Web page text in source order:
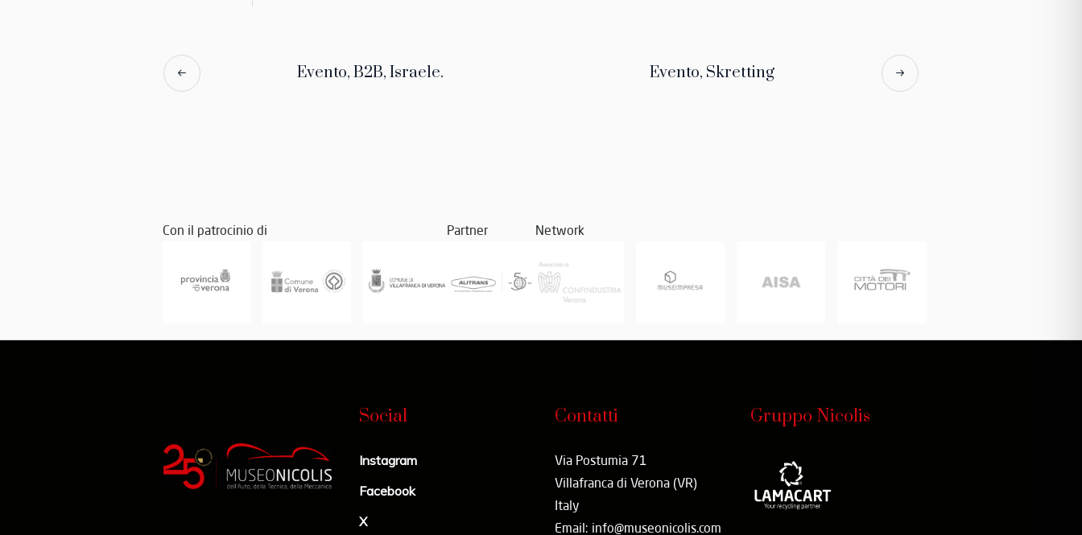
Evento, B2B, Israele. Evento, Skretting
Con il patrocinio di Partner Network
Social
Instagram
Facebook
X
Contatti
Via Postumia 71
Villafranca di Verona (VR)
Italy
Email: info@museonicolis.com
Gruppo Nicolis